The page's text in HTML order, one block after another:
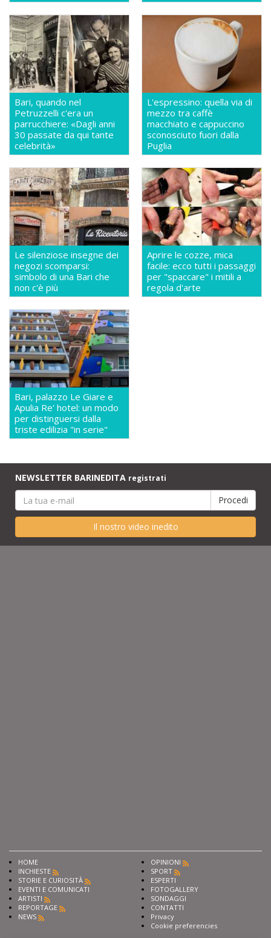
Bari, quando nel
Petruzzelli c'era un
parrucchiere: «Dagli anni
30 passate da qui tante
celebrità»
L'espressino: quella via di
mezzo tra caffè
macchiato e cappuccino
sconosciuto fuori dalla
Puglia
Le silenziose insegne dei
negozi scomparsi:
simbolo di una Bari che
non c'è più
Aprire le cozze, mica
facile: ecco tutti i passaggi
per "spaccare" i mitili a
regola d'arte
Bari, palazzo Le Giare e
Apulia Re' hotel: un modo
per distinguersi dalla
triste edilizia "in serie"
NEWSLETTER BARINEDITA registrati
Il nostro video inedito
HOME
INCHIESTE
STORIE E CURIOSITÀ
EVENTI E COMUNICATI
ARTISTI
REPORTAGE
NEWS
OPINIONI
SPORT
ESPERTI
FOTOGALLERY
SONDAGGI
CONTATTI
Privacy
Cookie preferencies